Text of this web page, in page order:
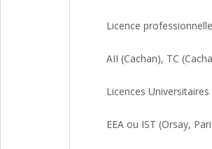
Licence
AII (Cachan), TC
Licences
EEA ou IST (Orsay,